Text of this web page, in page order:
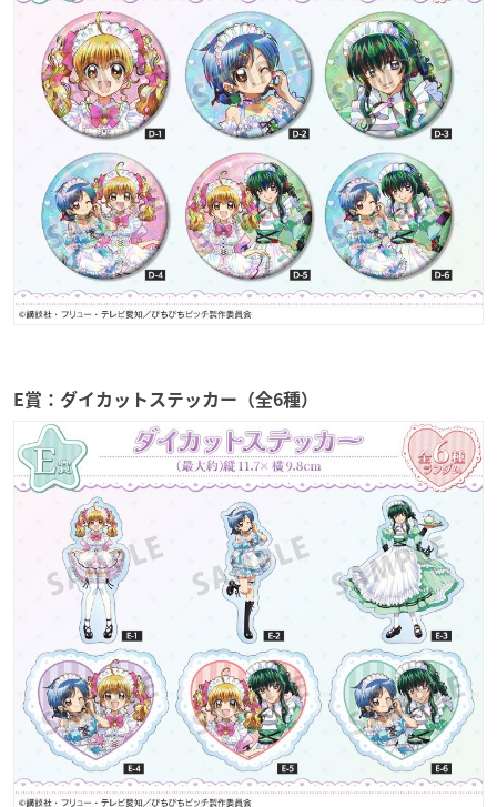
E賞：ダイカットステッカー（全6種）